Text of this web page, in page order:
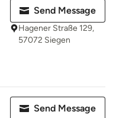
Send Message
Hagener Straße 129,
57072 Siegen
Send Message